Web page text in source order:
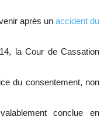
après un accident du
la Cour de Cassation
du consentement, non
conclue en